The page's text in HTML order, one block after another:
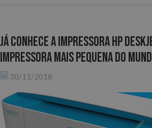
Já conhece a impressora HP
impressora mais pequena do
30/11/2018